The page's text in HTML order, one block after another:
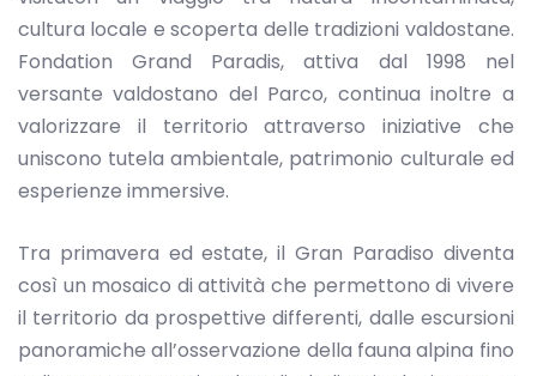
cultura locale e scoperta delle tradizioni valdostane.
Fondation Grand Paradis, attiva dal 1998 nel
versante valdostano del Parco, continua inoltre a
valorizzare il territorio attraverso iniziative che
uniscono tutela ambientale, patrimonio culturale ed
esperienze immersive.
Tra primavera ed estate, il Gran Paradiso diventa
così un mosaico di attività che permettono di vivere
il territorio da prospettive differenti, dalle escursioni
panoramiche all’osservazione della fauna alpina fino